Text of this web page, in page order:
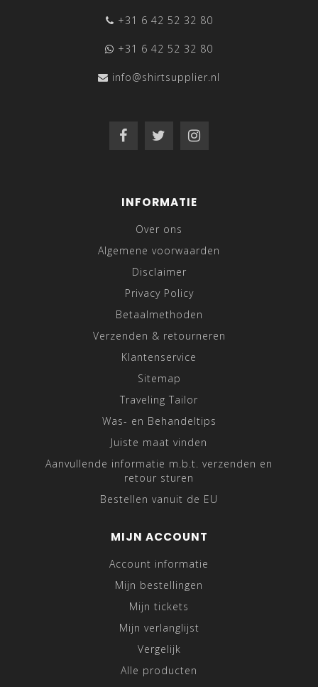
+31 6 42 52 32 80
+31 6 42 52 32 80
info@shirtsupplier.nl
INFORMATIE
Over ons
Algemene voorwaarden
Disclaimer
Privacy Policy
Betaalmethoden
Verzenden & retourneren
Klantenservice
Sitemap
Traveling Tailor
Was- en Behandeltips
Juiste maat vinden
Aanvullende informatie m.b.t. verzenden en
retour sturen
Bestellen vanuit de EU
MIJN ACCOUNT
Account informatie
Mijn bestellingen
Mijn tickets
Mijn verlanglijst
Vergelijk
Alle producten